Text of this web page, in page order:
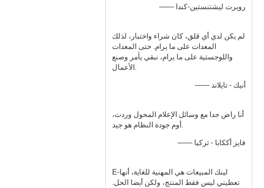
—— روبرت ليشتنستين-كندا
لم يكن لدي أي قلق، كان شراء واختبار، لذلك
المعدات على ما يرام. حتى المعدات
واللوجستية على ما يرام، نبقي يأمر وصنع
الأعمال.
—— أنيك - تايلاند
أنا راض جدا مع وسائل الإعلام المحول وردت،
أوم جودة النظام هو جيد.
—— فايز أككابا - تركيا
E-لينك المبيعات هي المهنية للغاية، أنها
تعطيني ليس فقط المنتج، ولكن أيضا الحل.